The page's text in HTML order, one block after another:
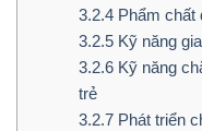
3.2.4Phẩm chất
3.2.5Kỹ năng
3.2.6Kỹ năng
trẻ
3.2.7Phát triển